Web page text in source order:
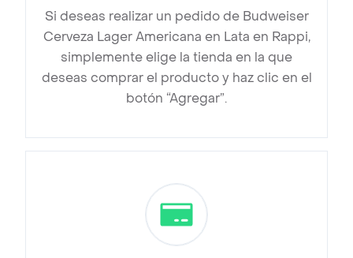
Si deseas realizar un pedido de Budweiser
Cerveza Lager Americana en Lata en Rappi,
simplemente elige la tienda en la que
deseas comprar el producto y haz clic en el
botón “Agregar”.